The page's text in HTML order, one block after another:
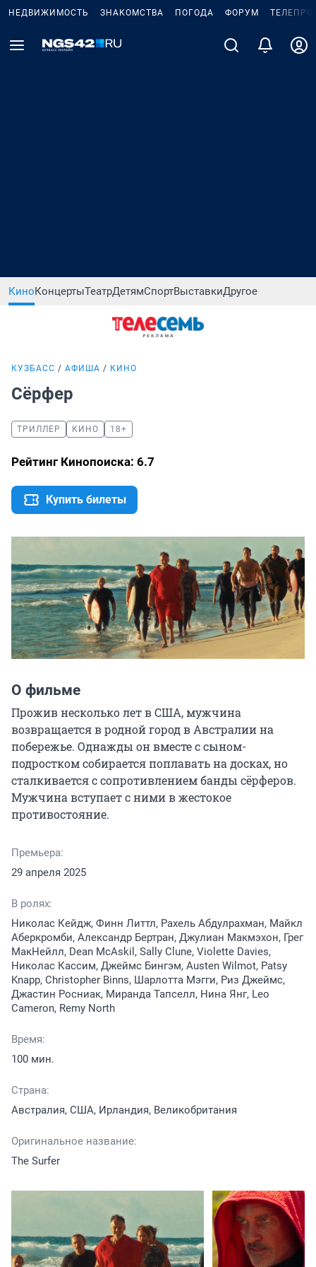
НЕДВИЖИМОСТЬ ЗНАКОМСТВА ПОГОДА ФОРУМ
КиноКонцертыТеатрДетямСпортВыставкиДругое
КУЗБАСС АФИША КИНО
Сёрфер
ТРИЛЛЕР КИНО 18+
Рейтинг Кинопоиска: 6.7
Купить билеты
О фильме
Прожив несколько лет в США, мужчина
возвращается в родной город в Австралии на
побережье. Однажды он вместе с сыном-
подростком собирается поплавать на досках, но
сталкивается с сопротивлением банды сёрферов.
Мужчина вступает с ними в жестокое
противостояние.
Премьера:
29 апреля 2025
В ролях:
Николас Кейдж, Финн Литтл, Рахель Абдулрахман, Майкл
Аберкромби, Александр Бертран, Джулиан Макмэхон, Грег
МакНейлл, Dean McAskil, Sally Clune, Violette Davies,
Николас Кассим, Джеймс Бингэм, Austen Wilmot, Patsy
Knapp, Christopher Binns, Шарлотта Мэгги, Риз Джеймс,
Джастин Росниак, Миранда Тапселл, Нина Янг, Leo
Cameron, Remy North
Время:
100 мин.
Страна:
Австралия, США, Ирландия, Великобритания
Оригинальное название:
The Surfer